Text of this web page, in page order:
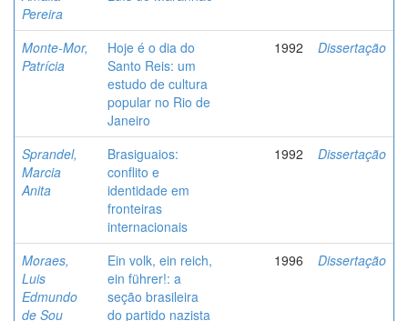
Pereira
Monte-Mor,
Patrícia
Hoje é o dia do
Santo Reis: um
estudo de cultura
popular no Rio de
Janeiro
1992 Dissertação
Sprandel,
Marcia
Anita
Brasiguaios:
conflito e
identidade em
fronteiras
internacionais
1992 Dissertação
Moraes,
Luis
Edmundo
de Sou
Ein volk, ein reich,
ein führer!: a
seção brasileira
do partido nazista
1996 Dissertação